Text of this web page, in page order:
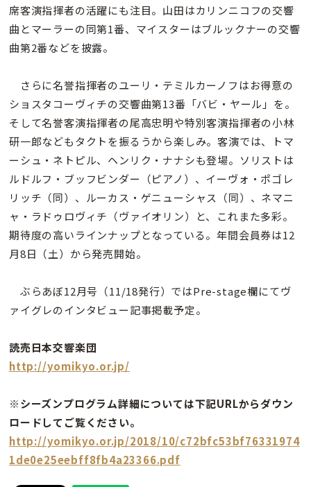
席客演指揮者の活躍にも注目。山田はカリンニコフの交響
曲とマーラーの同第1番、マイスターはブルックナーの交響
曲第2番などを披露。
さらに名誉指揮者のユーリ・テミルカーノフはお得意の
ショスタコーヴィチの交響曲第13番「バビ・ヤール」を。
そして名誉客演指揮者の尾高忠明や特別客演指揮者の小林
研一郎などもタクトを振るうから楽しみ。客演では、トマ
ーシュ・ネトピル、ヘンリク・ナナシも登場。ソリストは
ルドルフ・ブッフビンダー（ピアノ）、イーヴォ・ポゴレ
リッチ（同）、ルーカス・ゲニューシャス（同）、ネマニ
ャ・ラドゥロヴィチ（ヴァイオリン）と、これまた多彩。
期待度の高いラインナップとなっている。年間会員券は12
月8日（土）から発売開始。
ぶらあぼ12月号（11/18発行）ではPre-stage欄にてヴ
ァイグレのインタビュー記事掲載予定。
読売日本交響楽団
http://yomikyo.or.jp/
※シーズンプログラム詳細については下記URLからダウン
ロードしてご覧ください。
http://yomikyo.or.jp/2018/10/c72bfc53bf76331974
1de0e25eebff8fb4a23366.pdf